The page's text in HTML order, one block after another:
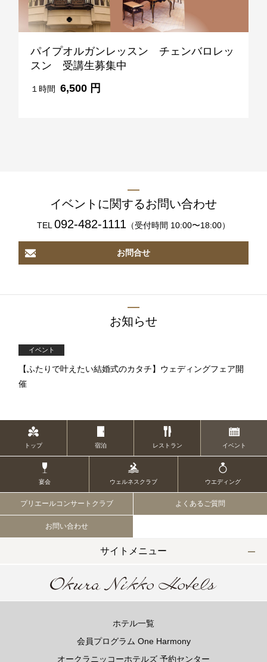
パイプオルガンレッスン チェンバロレッ
スン 受講生募集中
１時間 6,500 円
イベントに関するお問い合わせ
TEL092-482-1111（受付時間 10:00〜18:00）
お問合せ
お知らせ
イベント
【ふたりで叶えたい結婚式のカタチ】ウェディングフェア開
催
トップ 宿泊 レストラン イベント
宴会 ウェルネスクラブ ウエディング
プリエールコンサートクラブ よくあるご質問
お問い合わせ
サイトメニュー
ホテル一覧
会員プログラム One Harmony
オークラニッコーホテルズ 予約センター